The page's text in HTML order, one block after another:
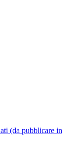
(da pubblicare in